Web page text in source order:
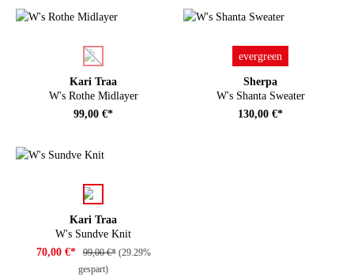
Kari Traa
W's Rothe Midlayer
auswählen
(Diese Option ist zurzeit nicht verfügbar.)
99,00 €*
Sherpa
W's Shanta Sweater
Farbeauswählen
evergreen
130,00 €*
Kari Traa
W's Sundve Knit
auswählen
70,00 €* 99,00 €* (29.29%
gespart)